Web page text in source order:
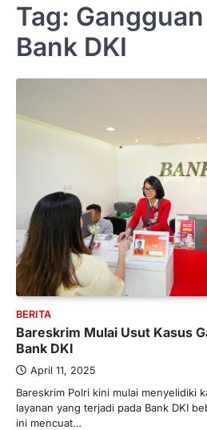
Tag:
Bank DKI
BERITA
Bareskrim Mulai Usut Kasus
Bank DKI
April 11, 2025
Bareskrim Polri kini mulai menyelidiki
layanan yang terjadi pada Bank DKI
ini mencuat…